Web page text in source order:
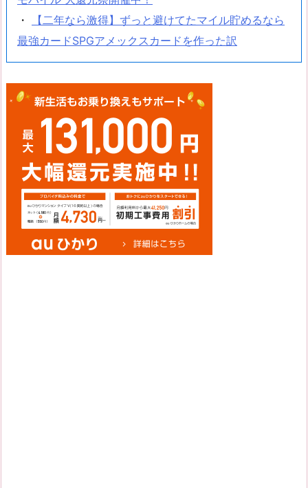
・
【二年なら激得】ずっと避けてたマイル貯めるなら
最強カードSPGアメックスカードを作った訳